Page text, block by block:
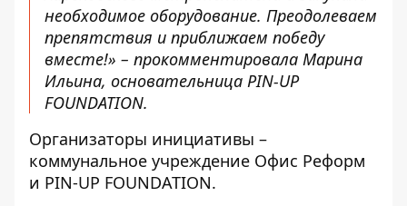
необходимое оборудование. Преодолеваем
препятствия и приближаем победу
вместе!» – прокомментировала Марина
Ильина, основательница PIN-UP
FOUNDATION.
Организаторы инициативы –
коммунальное учреждение Офис Реформ
и PIN-UP FOUNDATION.